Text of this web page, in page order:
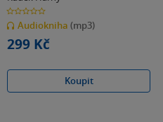
0.0
z
5
hvězdiček
Audiokniha (mp3)
299 Kč
Koupit